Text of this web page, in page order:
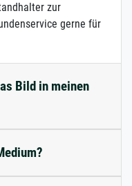
zur
gerne für
Bild in meinen